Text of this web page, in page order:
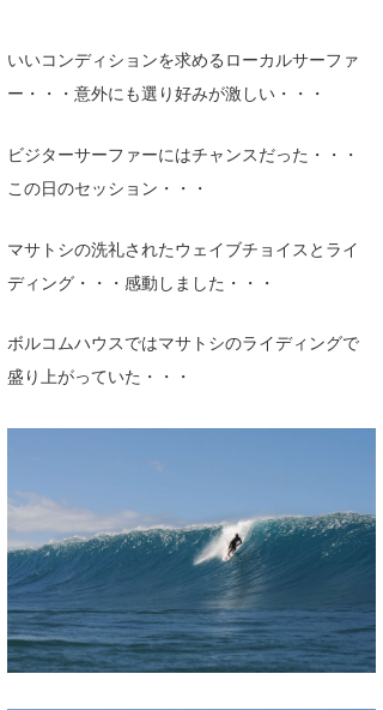
いいコンディションを求めるローカルサーファ
ー・・・意外にも選り好みが激しい・・・
ビジターサーファーにはチャンスだった・・・
この日のセッション・・・
マサトシの洗礼されたウェイブチョイスとライ
ディング・・・感動しました・・・
ボルコムハウスではマサトシのライディングで
盛り上がっていた・・・